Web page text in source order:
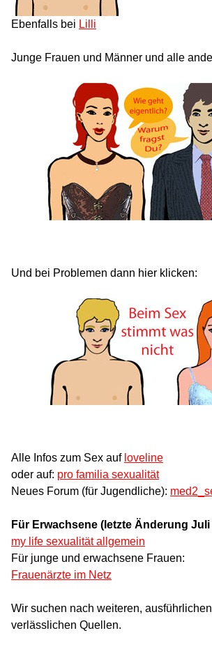
Ebenfalls bei Lilli
Junge Frauen und Männer und alle
Und bei Problemen dann hier klicken:
Alle Infos zum Sex auf loveline
oder auf: pro familia sexualität
Neues Forum (für Jugendliche):
Für Erwachsene (letzte Änderung Juli
my life sexualität allgemein
Für junge und erwachsene Frauen:
Frauenärzte im Netz
Wir suchen nach weiteren,
verlässlichen Quellen.